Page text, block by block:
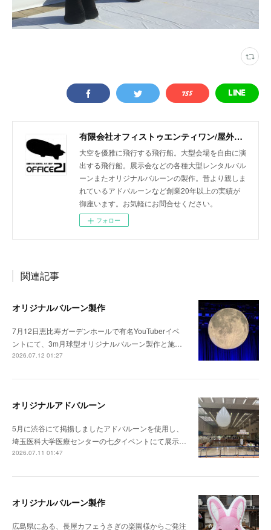
有限会社オフィストゥエンティワン/屋外・屋内飛行船/大型バルーン/アドバルーン/バルーン装飾等イベント装飾
大空を優雅に飛行する飛行船。大型会場を自由に演
出する飛行船。展示会などの各種大型レンタルバル
ーンまたオリジナルバルーンの製作。昔より親しま
れているアドバルーンなど創業20年以上の実績が
御座います。お気軽にお問合せください。
フォロー
関連記事
オリジナルバルーン製作
7月12日恵比寿ガーデンホールで有名YouTuberイベ
ントにて、3m月球型オリジナルバルーン製作と施…
2026.07.12 01:27
オリジナルアドバルーン
5月に渋谷にて掲揚しましたアドバルーンを使用し、
埼玉医科大学医療センターの七夕イベントにて展示…
2026.07.11 01:47
オリジナルバルーン製作
広島県にある、長屋カフェうさぎの楽園様からご発注